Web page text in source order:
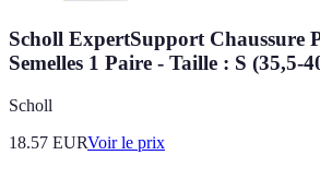
Scholl ExpertSupport Chaussure
Semelles 1 Paire - Taille : S (35,5-
Scholl
18.57 EURVoir le prix